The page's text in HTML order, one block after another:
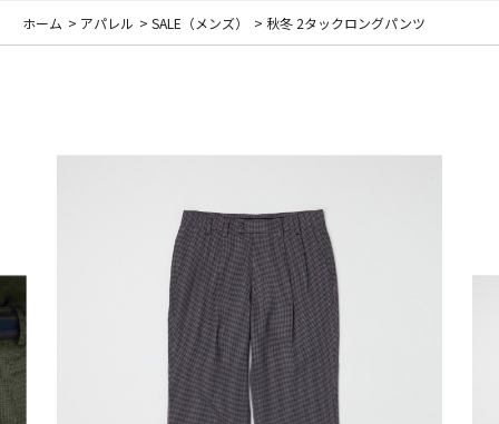
ホーム > アパレル > SALE（メンズ） > 秋冬 2タックロングパンツ